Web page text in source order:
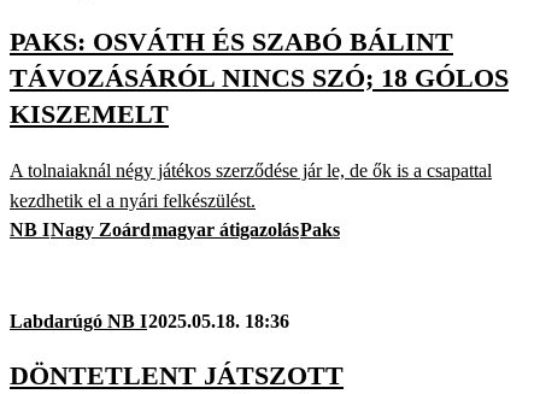
PAKS: OSVÁTH ÉS SZABÓ BÁLINT
TÁVOZÁSÁRÓL NINCS SZÓ; 18 GÓLOS
KISZEMELT
A tolnaiaknál négy játékos szerződése jár le, de ők is a csapattal
kezdhetik el a nyári felkészülést.
NB INagy Zoárdmagyar átigazolásPaks
Labdarúgó NB I2025.05.18. 18:36
DÖNTETLENT JÁTSZOTT